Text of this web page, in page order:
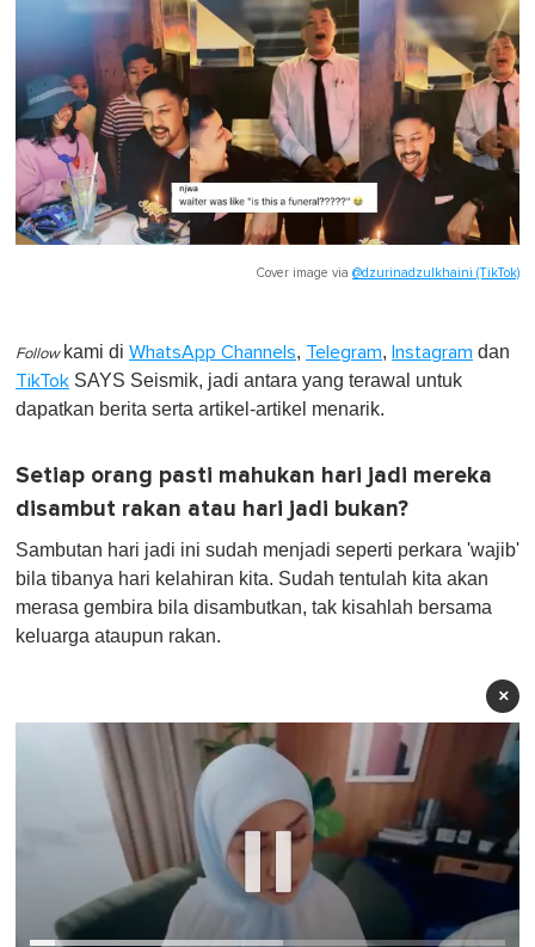
Cover image via @dzurinadzulkhaini (TikTok)
Follow kami di WhatsApp Channels, Telegram, Instagram dan
TikTok SAYS Seismik, jadi antara yang terawal untuk
dapatkan berita serta artikel-artikel menarik.
Setiap orang pasti mahukan hari jadi mereka
disambut rakan atau hari jadi bukan?
Sambutan hari jadi ini sudah menjadi seperti perkara 'wajib'
bila tibanya hari kelahiran kita. Sudah tentulah kita akan
merasa gembira bila disambutkan, tak kisahlah bersama
keluarga ataupun rakan.
×